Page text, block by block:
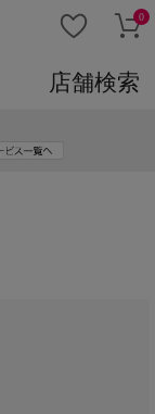
0
店舗検索